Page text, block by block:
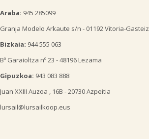
Araba: 945 285099
Granja Modelo Arkaute s/n - 01192 Vitoria-Gasteiz
Bizkaia: 944 555 063
Bº Garaioltza nº 23 - 48196 Lezama
Gipuzkoa: 943 083 888
Juan XXIII Auzoa , 16B - 20730 Azpeitia
lursail@lursailkoop.eus